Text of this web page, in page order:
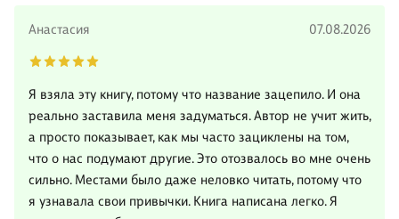
Анастасия 07.08.2026
Я взяла эту книгу, потому что название зацепило. И она
реально заставила меня задуматься. Автор не учит жить,
а просто показывает, как мы часто зациклены на том,
что о нас подумают другие. Это отозвалось во мне очень
сильно. Местами было даже неловко читать, потому что
я узнавала свои привычки. Книга написана легко. Я